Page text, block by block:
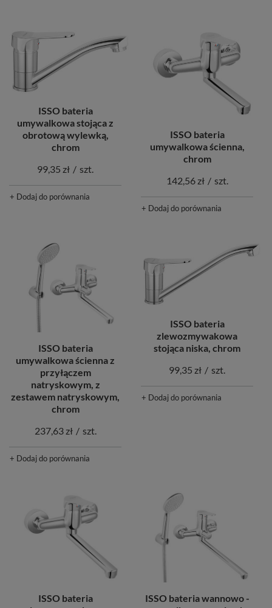
ISSO bateria
umywalkowa stojąca z
obrotową wylewką,
chrom
99,35 zł / szt.
+ Dodaj do porównania
ISSO bateria
umywalkowa ścienna,
chrom
142,56 zł / szt.
+ Dodaj do porównania
ISSO bateria
umywalkowa ścienna z
przyłączem
natryskowym, z
zestawem natryskowym,
chrom
237,63 zł / szt.
+ Dodaj do porównania
ISSO bateria
zlewozmywakowa
stojąca niska, chrom
99,35 zł / szt.
+ Dodaj do porównania
ISSO bateria
ISSO bateria wannowo -